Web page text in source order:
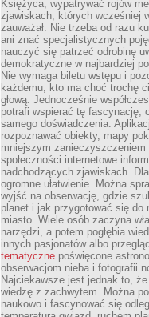
Księżyca, wypatrywać rojów
zjawiskach, których wcześniej
zauważał. Nie trzeba od razu
ani znać specjalistycznych
nauczyć się patrzeć odrobinę
demokratyczne w najbardziej
Nie wymaga biletu wstępu i
każdemu, kto ma choć trochę
głową. Jednocześnie
potrafi wspierać tę fascynację,
samego doświadczenia.
rozpoznawać obiekty, mapy
mniejszym zanieczyszczeniem
społeczności internetowe
nadchodzących zjawiskach.
ogromne ułatwienie. Można
wyjść na obserwację, gdzie
planet i jak przygotować się do
miasto. Wiele osób zaczyna
narzędzi, a potem pogłębia
innych pasjonatów albo
tematyczne poświęcone
obserwacjom nieba i fotografii
Najciekawsze jest jednak to,
wiedzę z zachwytem. Można
naukowo i fascynować się